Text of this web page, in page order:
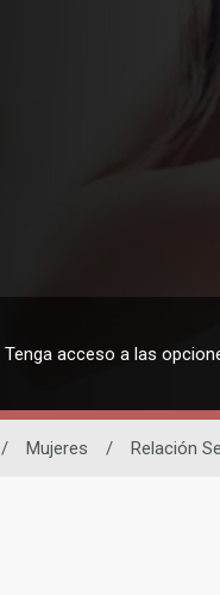
Tenga acceso a las
/ Mujeres / Relación